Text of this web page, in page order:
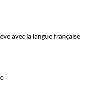
avec la langue française